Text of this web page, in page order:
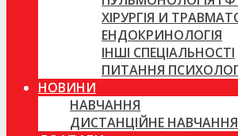
ХІРУРГІЯ И
ЕНДОКРИНОЛОГІЯ
ІНШІ СПЕЦІАЛЬНОСТІ
ПИТАННЯ
НОВИНИ
НАВЧАННЯ
ДИСТАНЦІЙНЕ НАВЧАННЯ